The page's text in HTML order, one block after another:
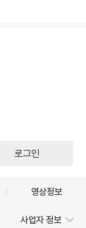
로그인
영상정보
사업자 정보